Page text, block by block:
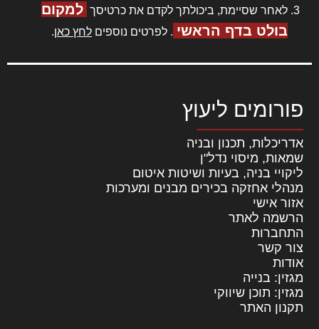
לאחר שסיימת, ביכולתך לקדם את כרטיסך למקום
בולט בדף הראשי . לפרטים נוספים לחץ כאן.
פורומים ליעוץ
אדריכלות, תכנון ובניה
שמאות, מיסוי נדל"ן
ליקויי בניה, בעיות ושיטות איטום
מנהלי אחזקה בכירים מבנים ומערכות
אזור אישי
הרשמה לאתר
התחברות
צור קשר
אודות
מגזין: בנייה
מגזין: תוכן שיווקי
תקנון האתר